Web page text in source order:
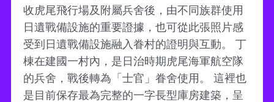
收虎尾飛行場及附屬兵舍後，由不同族群使用
日遺戰備設施的重要證據，也可從此張照片感
受到日遺戰備設施融入眷村的證明與互動。 丁
棟在建國一村內，是日治時期虎尾海軍航空隊
的兵舍，戰後轉為「士官」眷舍使用。 這裡也
是目前保存最為完整的一字長型庫房建築，呈